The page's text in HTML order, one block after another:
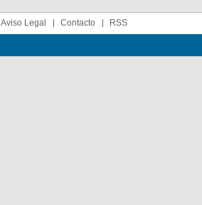
Aviso Legal Contacto RSS